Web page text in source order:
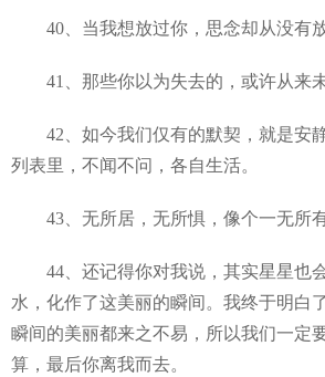
40、当我想放过你，思念却从没有放
41、那些你以为失去的，或许从来未
42、如今我们仅有的默契，就是安
列表里，不闻不问，各自生活。
43、无所居，无所惧，像个一无所有
44、还记得你对我说，其实星星也
水，化作了这美丽的瞬间。我终于明白
瞬间的美丽都来之不易，所以我们一定
算，最后你离我而去。